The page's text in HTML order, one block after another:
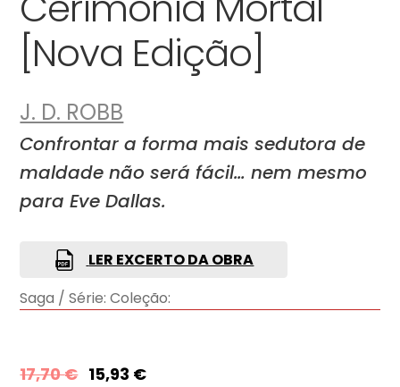
[Nova Edição]
J. D. ROBB
Confrontar a forma mais sedutora de
maldade não será fácil… nem mesmo
para Eve Dallas.
LER EXCERTO DA OBRA
Saga / Série: Coleção:
17,70€ 15,93 €